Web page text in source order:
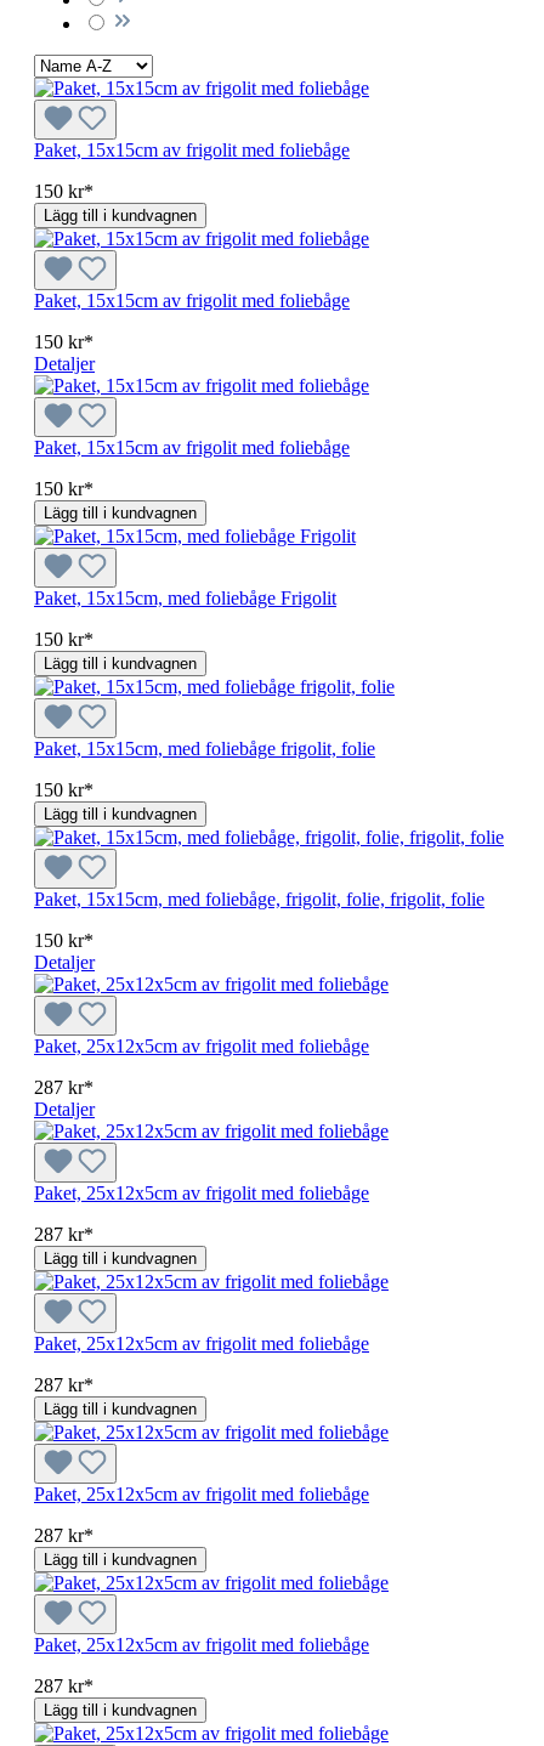
Paket, 15x15cm av frigolit med foliebåge
150 kr*
Lägg till i kundvagnen
Paket, 15x15cm av frigolit med foliebåge
150 kr*
Detaljer
Paket, 15x15cm av frigolit med foliebåge
150 kr*
Lägg till i kundvagnen
Paket, 15x15cm, med foliebåge Frigolit
150 kr*
Lägg till i kundvagnen
Paket, 15x15cm, med foliebåge frigolit, folie
150 kr*
Lägg till i kundvagnen
Paket, 15x15cm, med foliebåge, frigolit, folie, frigolit, folie
150 kr*
Detaljer
Paket, 25x12x5cm av frigolit med foliebåge
287 kr*
Detaljer
Paket, 25x12x5cm av frigolit med foliebåge
287 kr*
Lägg till i kundvagnen
Paket, 25x12x5cm av frigolit med foliebåge
287 kr*
Lägg till i kundvagnen
Paket, 25x12x5cm av frigolit med foliebåge
287 kr*
Lägg till i kundvagnen
Paket, 25x12x5cm av frigolit med foliebåge
287 kr*
Lägg till i kundvagnen